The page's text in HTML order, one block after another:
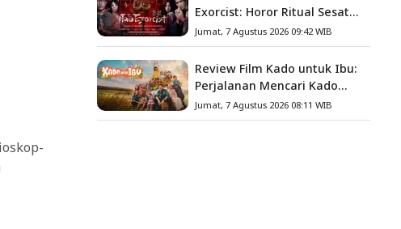
Exorcist: Horor Ritual Sesat
Taiwan yang Penuh Misteri
dan Teror Psikologis
Jumat, 7 Agustus 2026 09:42 WIB
Review Film Kado untuk Ibu:
Perjalanan Mencari Kado
yang Mengajarkan Arti
Keluarga
Jumat, 7 Agustus 2026 08:11 WIB